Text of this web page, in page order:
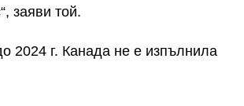
заяви той.
2024 г. Канада не е изпълнила